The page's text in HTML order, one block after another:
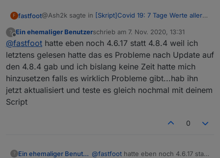
F fastfoot@Ash2k sagte in [Skript]Covid 19: 7 Tage Werte aller
@fastfootdu meinst den js-controller? 3.1.4 ist
bei mir noch installiert, Node.js 10.16.3
Ich meinte den Adapter, das Skript setzt die aktuellen
Stable Versionen voraus.
?
Offline
Ein ehemaliger Benutzerschrieb am 7. Nov. 2020, 13:31
zuletzt editiert von
@fastfoot hatte eben noch 4.6.17 statt 4.8.4 weil ich
letztens gelesen hatte das es Probleme nach Update auf
den 4.8.4 gab und ich bislang keine Zeit hatte mich
hinzusetzen falls es wirklich Probleme gibt...hab ihn
jetzt aktualisiert und teste es gleich nochmal mit deinem
Script
0
? Ein ehemaliger Benutzer @fastfoot hatte eben noch 4.6.17 statt